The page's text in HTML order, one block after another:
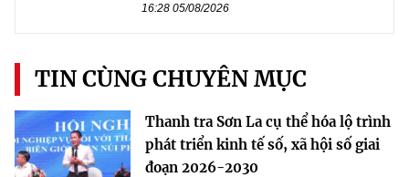
16:28 05/08/2026
TIN CÙNG CHUYÊN MỤC
Thanh tra Sơn La cụ thể hóa lộ trình
phát triển kinh tế số, xã hội số giai
đoạn 2026-2030